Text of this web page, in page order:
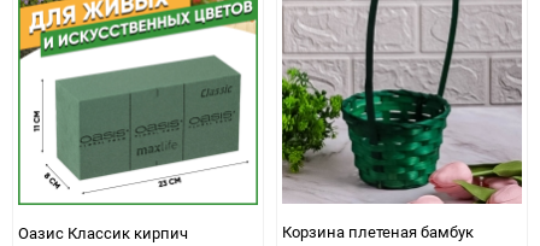
Оазис Классик кирпич
Корзина плетеная бамбук